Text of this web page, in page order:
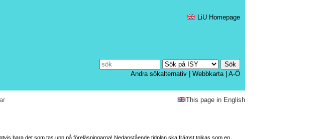
LiU Homepage
Andra sökalternativ Webbkarta| A-Ö
This page in English
bara det som tas upp på föreläsningarna! Nedanstående tidplan ska främst tolkas som en